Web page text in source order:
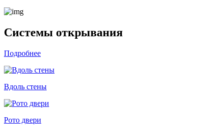
Системы открывания
Подробнее
Вдоль стены
Рото двери